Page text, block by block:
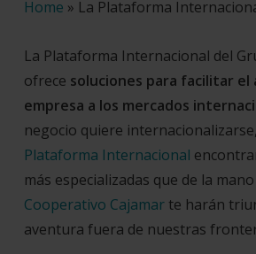
Home » La Plataforma
La Plataforma Internacional del
ofrece soluciones para facilitar el
empresa a los mercados
negocio quiere
Plataforma Internacional
más especializadas que de la
Cooperativo Cajamarte harán
aventura fuera de nuestras